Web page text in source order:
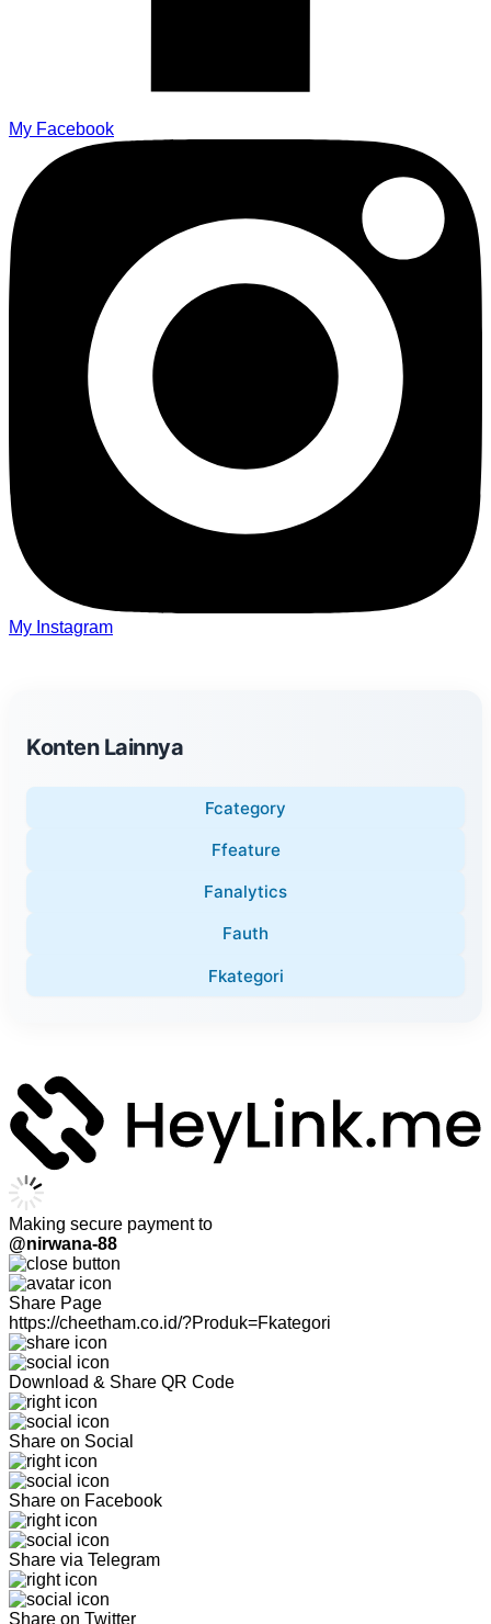
My Facebook
My Instagram
Konten Lainnya
Fcategory
Ffeature
Fanalytics
Fauth
Fkategori
Making secure payment to
@nirwana-88
Share Page
https://cheetham.co.id/?Produk=Fkategori
Download & Share QR Code
Share on Social
Share on Facebook
Share via Telegram
Share on Twitter